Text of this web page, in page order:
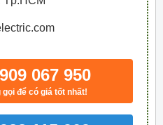
067 950
để có giá tốt nhất!